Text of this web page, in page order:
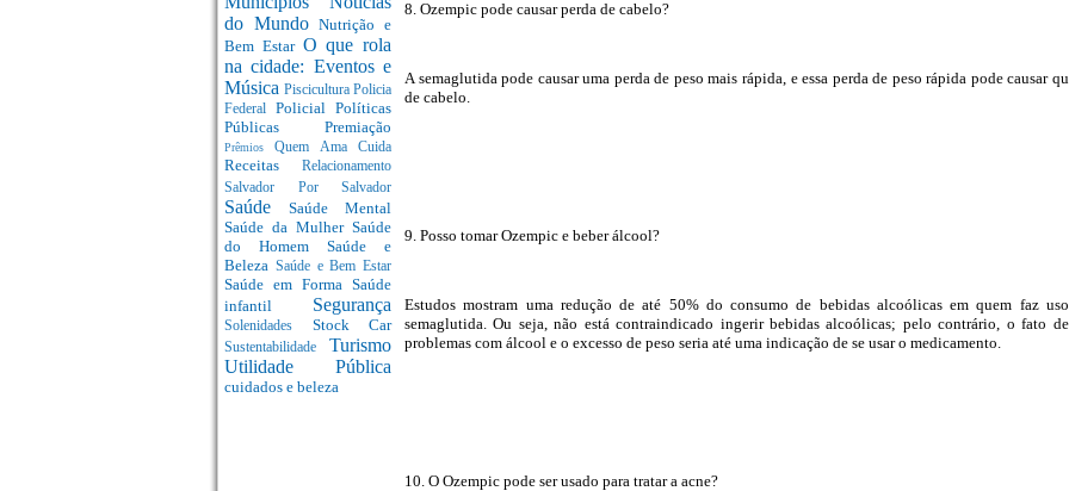
do MundoNutrição e
Bem Estar O que rola
na cidade: Eventos e
Música Piscicultura Policia
Federal Policial Políticas
Públicas Premiação
PrêmiosQuem Ama Cuida
Receitas Relacionamento
Salvador Por Salvador
Saúde Saúde Mental
Saúde da Mulher Saúde
do Homem Saúde e
Beleza Saúde e Bem Estar
Saúde em Forma Saúde
infantil Segurança
Solenidades Stock Car
Sustentabilidade Turismo
Utilidade Pública
cuidados e beleza
8. Ozempic pode causar perda de cabelo?
A semaglutida pode causar uma perda de peso mais rápida, e essa perda de peso rápida pode causar
de cabelo.
9. Posso tomar Ozempic e beber álcool?
Estudos mostram uma redução de até 50% do consumo de bebidas alcoólicas em quem faz
semaglutida. Ou seja, não está contraindicado ingerir bebidas alcoólicas; pelo contrário, o fato
problemas com álcool e o excesso de peso seria até uma indicação de se usar o medicamento.
10. O Ozempic pode ser usado para tratar a acne?